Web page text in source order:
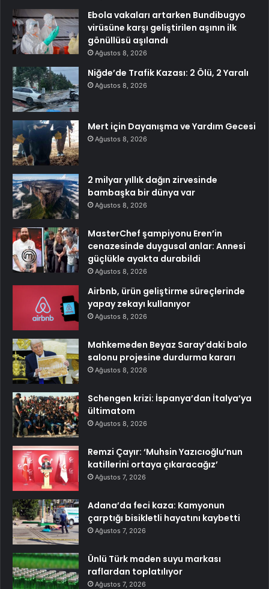
Ebola vakaları artarken Bundibugyo
virüsüne karşı geliştirilen aşının ilk
gönüllüsü aşılandı
Ağustos 8, 2026
Niğde’de Trafik Kazası: 2 Ölü, 2 Yaralı
Ağustos 8, 2026
Mert için Dayanışma ve Yardım Gecesi
Ağustos 8, 2026
2 milyar yıllık dağın zirvesinde
bambaşka bir dünya var
Ağustos 8, 2026
MasterChef şampiyonu Eren’in
cenazesinde duygusal anlar: Annesi
güçlükle ayakta durabildi
Ağustos 8, 2026
Airbnb, ürün geliştirme süreçlerinde
yapay zekayı kullanıyor
Ağustos 8, 2026
Mahkemeden Beyaz Saray’daki balo
salonu projesine durdurma kararı
Ağustos 8, 2026
Schengen krizi: İspanya’dan İtalya’ya
ültimatom
Ağustos 8, 2026
Remzi Çayır: ‘Muhsin Yazıcıoğlu’nun
katillerini ortaya çıkaracağız’
Ağustos 7, 2026
Adana’da feci kaza: Kamyonun
çarptığı bisikletli hayatını kaybetti
Ağustos 7, 2026
Ünlü Türk maden suyu markası
raflardan toplatılıyor
Ağustos 7, 2026